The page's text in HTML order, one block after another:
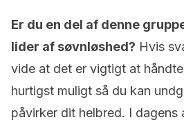
Er du en del af denne
lider af søvnløshed? Hvis
vide at det er vigtigt at
hurtigst muligt så du kan
påvirker dit helbred. I dagens